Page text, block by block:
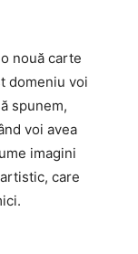
nouă carte
domeniu voi
spunem,
voi avea
imagini
care